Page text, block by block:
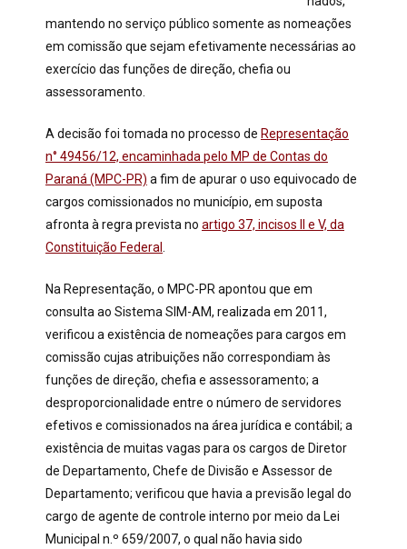
mantendo no serviço público somente as nomeações
em comissão que sejam efetivamente necessárias ao
exercício das funções de direção, chefia ou
assessoramento.
A decisão foi tomada no processo de Representação
n° 49456/12, encaminhada pelo MP de Contas do
Paraná (MPC-PR) a fim de apurar o uso equivocado de
cargos comissionados no município, em suposta
afronta à regra prevista no artigo 37, incisos II e V, da
Constituição Federal
Na Representação, o MPC-PR apontou que em
consulta ao Sistema SIM-AM, realizada em 2011,
verificou a existência de nomeações para cargos em
comissão cujas atribuições não correspondiam às
funções de direção, chefia e assessoramento; a
desproporcionalidade entre o número de servidores
efetivos e comissionados na área jurídica e contábil; a
existência de muitas vagas para os cargos de Diretor
de Departamento, Chefe de Divisão e Assessor de
Departamento; verificou que havia a previsão legal do
cargo de agente de controle interno por meio da Lei
Municipal n.º 659/2007, o qual não havia sido